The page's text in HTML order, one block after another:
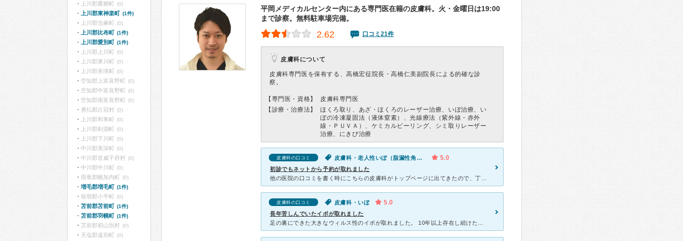
平岡メディカルセンター内にある専門医在籍の皮膚科。火・金曜日は19:00
まで診察。無料駐車場完備。
2.62 口コミ21件
皮膚科について
皮膚科専門医を保有する、高橋宏征院長・高橋仁美副院長による的確な診
察。
【専門医・資格】
皮膚科専門医
【診療・治療法】
ほくろ取り、あざ・ほくろのレーザー治療、いぼ治療、い
ぼの冷凍凝固法（液体窒素）、光線療法（紫外線・赤外
線・ＰＵＶＡ）、ケミカルピーリング、シミ取りレーザー
治療、にきび治療
皮膚科の口コミ 皮膚科・老人性いぼ（脂漏性角化症） 5.0
初診でもネットから予約が取れました
皮膚科の口コミ 皮膚科・いぼ 5.0
長年苦しんでいたイボが取れました
上川郡鷹栖町 (0)
上川郡東神楽町 (1件)
上川郡当麻町 (0)
上川郡比布町 (1件)
上川郡愛別町 (1件)
上川郡上川町 (0)
上川郡東川町 (0)
上川郡美瑛町 (0)
空知郡上富良野町 (0)
空知郡中富良野町 (0)
空知郡南富良野町 (0)
勇払郡占冠村 (0)
上川郡和寒町 (0)
上川郡剣淵町 (0)
上川郡下川町 (0)
中川郡美深町 (0)
中川郡音威子府村 (0)
中川郡中川町 (0)
雨竜郡幌加内町 (0)
増毛郡増毛町 (1件)
留萌郡小平町 (0)
苫前郡苫前町 (1件)
苫前郡羽幌町 (1件)
苫前郡初山別村 (0)
天塩郡遠別町 (0)